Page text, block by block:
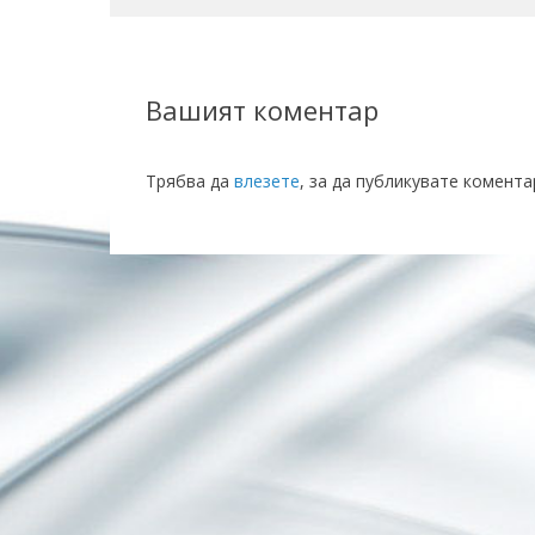
Вашият коментар
Трябва да влезете, за да публикувате